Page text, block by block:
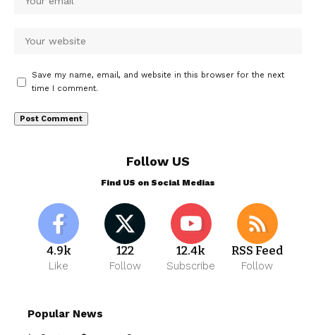
Save my name, email, and website in this browser for the next
time I comment.
Follow US
Find US on Social Medias
4.9k
Like
122
Follow
12.4k
Subscribe
RSS Feed
Follow
Popular News